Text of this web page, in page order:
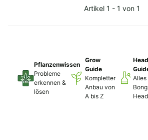
Artikel 1 - 1 von 1
Pflanzenwissen
Probleme
erkennen &
lösen
Grow
Guide
Kompletter
Anbau von
A bis Z
Alles